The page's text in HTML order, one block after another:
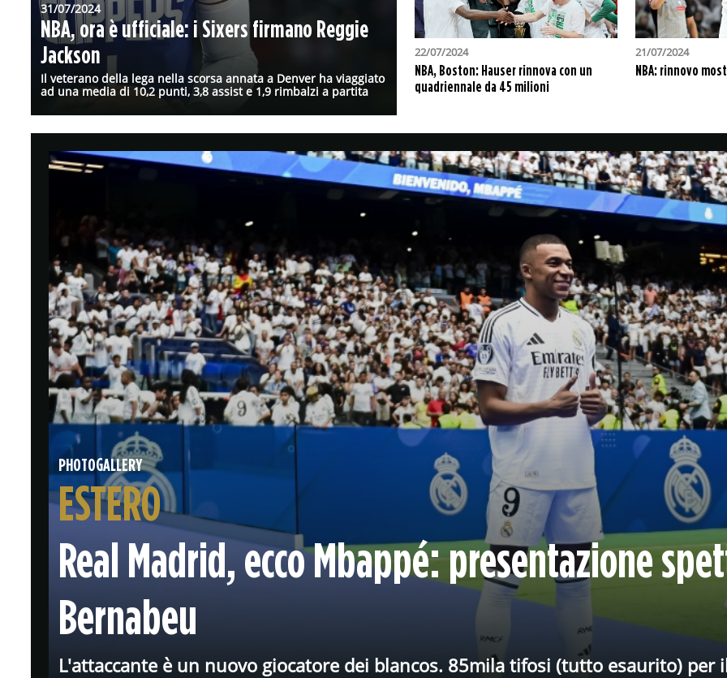
31/07/2024
NBA, ora è ufficiale: i Sixers firmano Reggie
Jackson
Il veterano della lega nella scorsa annata a Denver ha viaggiato
ad una media di 10,2 punti, 3,8 assist e 1,9 rimbalzi a partita
22/07/2024
NBA, Boston: Hauser rinnova con un
quadriennale da 45 milioni
21/07/2024
NBA: rinnovo
PHOTOGALLERY
ESTERO
Real Madrid, ecco Mbappé: presentazione
Bernabeu
L'attaccante è un nuovo giocatore dei blancos. 85mila tifosi (tutto esaurito) per